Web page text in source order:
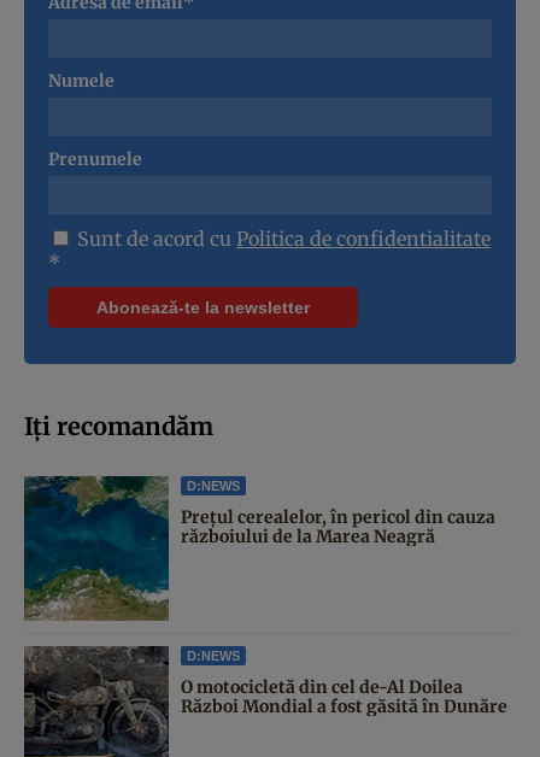
Numele
Prenumele
Sunt de acord cu Politica de confidentialitate
*
Iți recomandăm
D:NEWS
Prețul cerealelor, în pericol din cauza
războiului de la Marea Neagră
D:NEWS
O motocicletă din cel de-Al Doilea
Război Mondial a fost găsită în Dunăre